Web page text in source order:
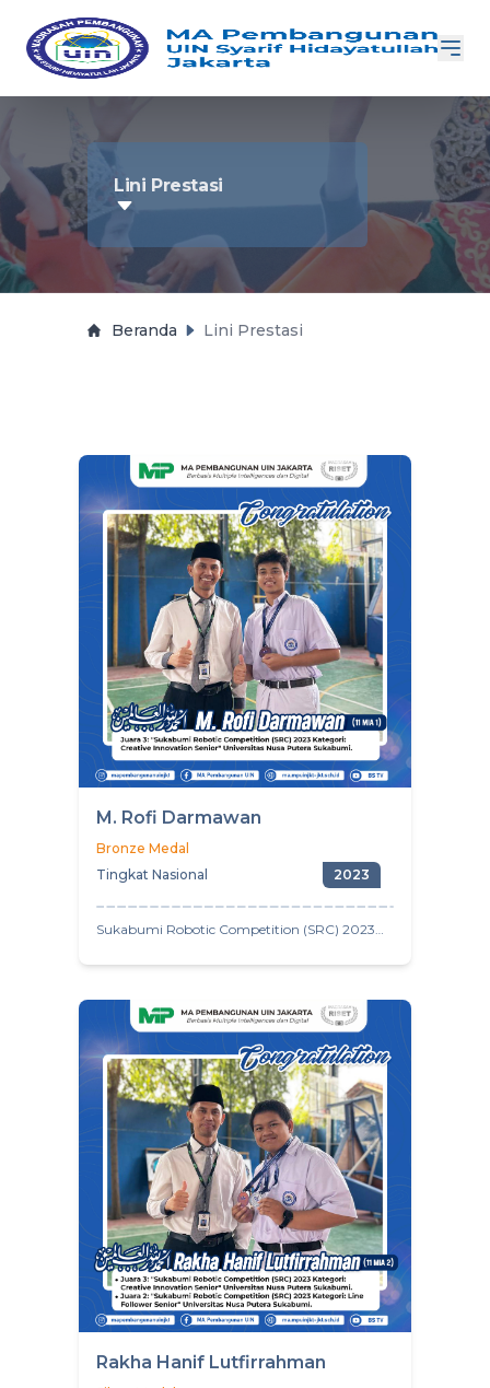
Lini Prestasi
Beranda Lini Prestasi
M. Rofi Darmawan
Bronze Medal
Tingkat Nasional
2023
Sukabumi Robotic Competition (SRC) 2023
Line Follower Senior.
Rakha Hanif Lutfirrahman